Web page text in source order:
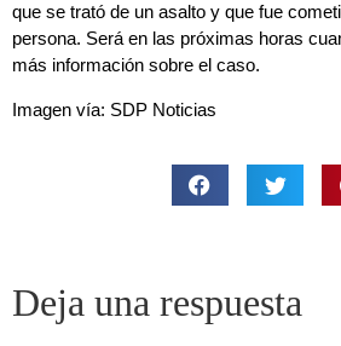
que se trató de un asalto y que fue
persona. Será en las próximas horas
más información sobre el caso.
Imagen vía: SDP Noticias
Deja una respuesta